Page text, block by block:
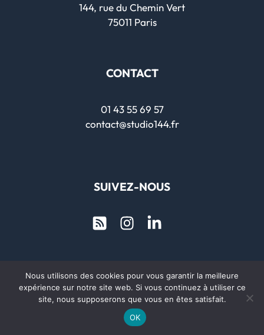
144, rue du Chemin Vert
75011 Paris
CONTACT
01 43 55 69 57
contact@studio144.fr
SUIVEZ-NOUS
Copyright © 2026 Studio 144
Mentions Légales et Politique de condidentialité
Nous utilisons des cookies pour vous garantir la meilleure
expérience sur notre site web. Si vous continuez à utiliser ce
site, nous supposerons que vous en êtes satisfait.
OK